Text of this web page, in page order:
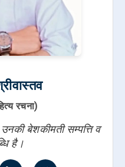
रचना)
बेशकीमती सम्पत्ति व
है।